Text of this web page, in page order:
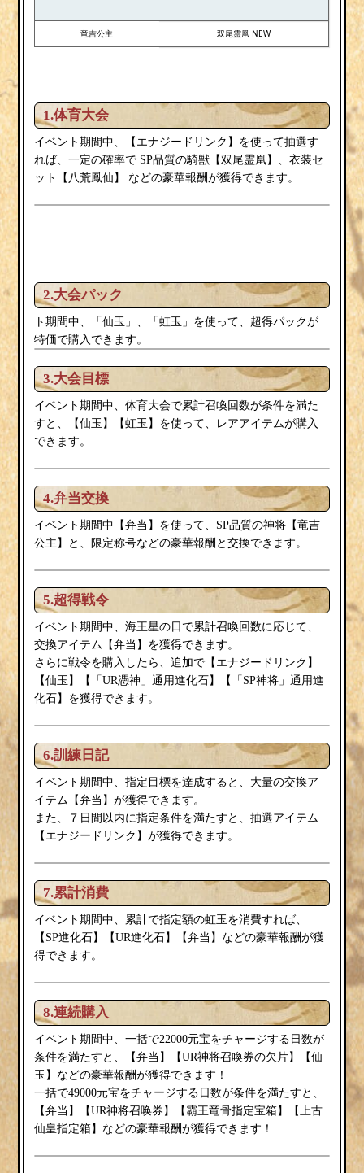
竜吉公主 双尾霊凰 NEW
1.体育大会
イベント期間中、【 エナジードリンク 】を使って抽選す
れば、一定の確率で SP品質の騎獣【双尾霊凰】、衣装セ
ット
【 八荒鳳仙 】 などの豪華報酬が獲得できます。
2.大会パック
ト期間中、「仙玉」、「虹玉」を使って、超得パックが
特価で購入できます。
3.大会目標
イベント期間中、体育大会で累計召喚回数が条件を満た
すと、【仙玉】【虹玉】を使って、レアアイテムが購入
できます。
4.弁当交換
イベント期間中【弁当 】を使って、SP品質の神将【竜吉
公主 】と、限定称号などの豪華報酬と交換できます。
5.超得戦令
イベント期間中、海王星の日で累計召喚回数に応じて、
交換アイテム【弁当 】を獲得できます。
さらに戦令を購入したら、追加で【 エナジードリンク 】
【仙玉】【「UR憑神」通用進化石】【「SP神将」通用進
化石】を獲得できます。
6.訓練日記
イベント期間中、指定目標を達成すると、大量の交換ア
イテム【弁当 】が獲得できます。
また、７日間以内に指定条件を満たすと、抽選アイテム
【 エナジードリンク 】が獲得できます。
7.累計消費
イベント期間中、累計で指定額の虹玉を消費すれば、
【SP進化石】【UR進化石】【弁当 】などの豪華報酬が獲
得できます。
8.連続購入
イベント期間中、一括で22000元宝をチャージする日数が
条件を満たすと、【弁当 】【UR神将召喚券の欠片】【仙
玉】などの豪華報酬が獲得できます！
一括で49000元宝をチャージする日数が条件を満たすと、
【弁当 】【UR神将召唤券】【霸王竜骨指定宝箱】【上古
仙皇指定箱】などの豪華報酬が獲得できます！